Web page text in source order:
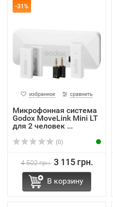
-31%
избранное сравнить
Микрофонная система
Godox MoveLink Mini LT
для 2 человек ...
(0)
4 502 грн. 3 115 грн.
В корзину